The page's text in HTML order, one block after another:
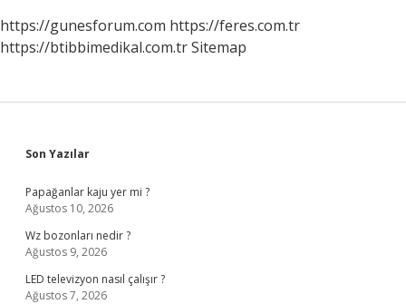
https://gunesforum.com https://feres.com.tr
https://btibbimedikal.com.trSitemap
Sidebar
Son Yazılar
Papağanlar kaju yer mi ?
Ağustos 10, 2026
Wz bozonları nedir ?
Ağustos 9, 2026
LED televizyon nasıl çalışır ?
Ağustos 7, 2026